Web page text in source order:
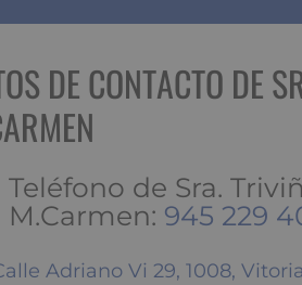
DE CONTACTO DE
Teléfono de Sra.
M.Carmen: 945 229
Adriano Vi 29, 1008,